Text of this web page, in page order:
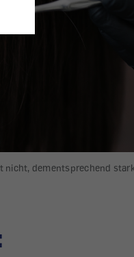
dementsprechend